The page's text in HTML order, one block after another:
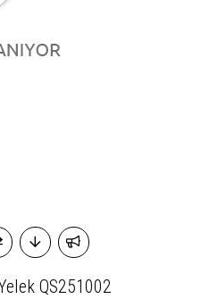
QS251002